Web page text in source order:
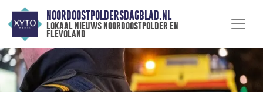
NOORDOOSTPOLDERSDAGBLAD.NL
lokaal nieuws noordoostpolder en
flevoland